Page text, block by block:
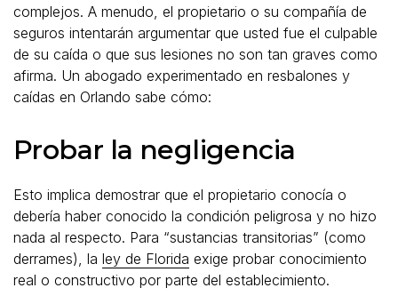
complejos. A menudo, el propietario o su compañía de
seguros intentarán argumentar que usted fue el culpable
de su caída o que sus lesiones no son tan graves como
afirma. Un abogado experimentado en resbalones y
caídas en Orlando sabe cómo:
Probar la negligencia
Esto implica demostrar que el propietario conocía o
debería haber conocido la condición peligrosa y no hizo
nada al respecto. Para “sustancias transitorias” (como
derrames), la ley de Florida exige probar conocimiento
real o constructivo por parte del establecimiento.